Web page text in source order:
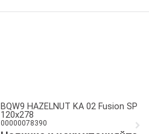
BQW9 HAZELNUT KA 02 Fusion SP
120x278
00000078390